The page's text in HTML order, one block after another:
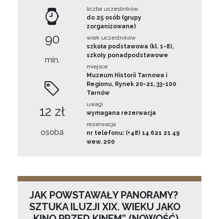
90
min.
12 zł
osoba
liczba uczestników
do 25 osób (grupy
zorganizowane)
wiek uczestników
szkoła podstawowa (kl. 1-8),
szkoły ponadpodstawowe
miejsce
Muzeum Historii Tarnowa i
Regionu, Rynek 20-21, 33-100
Tarnów
uwagi
wymagana rezerwacja
rezerwacja
nr telefonu: (+48) 14 621 21 49
wew. 200
JAK POWSTAWAŁY PANORAMY?
SZTUKA ILUZJI XIX. WIEKU JAKO